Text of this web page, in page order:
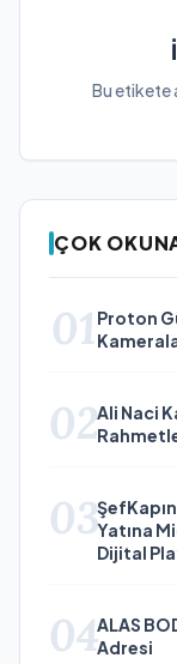
Bu etikete
ÇOK
01 Proton
02Ali Naci
03Yatına
Dijital
04ALAS
Adresi